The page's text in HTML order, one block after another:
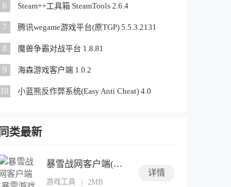
6 Steam++工具箱 SteamTools 2.6.4
7 腾讯wegame游戏平台(原TGP) 5.5.3.2131
8 魔兽争霸对战平台 1.8.81
9 海森游戏客户端 1.0.2
10 小蓝熊反作弊系统(Easy Anti Cheat) 4.0
同类最新
暴雪战网客户端(暴雪游戏平台)
游戏工具 2MB
详情